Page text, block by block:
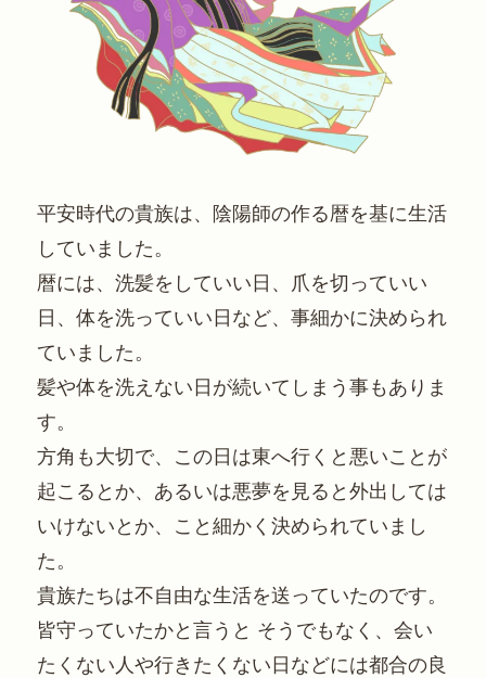
平安時代の貴族は、陰陽師の作る暦を基に生活
していました。
暦には、洗髪をしていい日、爪を切っていい
日、体を洗っていい日など、事細かに決められ
ていました。
髪や体を洗えない日が続いてしまう事もありま
す。
方角も大切で、この日は東へ行くと悪いことが
起こるとか、あるいは悪夢を見ると外出しては
いけないとか、こと細かく決められていまし
た。
貴族たちは不自由な生活を送っていたのです。
皆守っていたかと言うと そうでもなく、会い
たくない人や行きたくない日などには都合の良